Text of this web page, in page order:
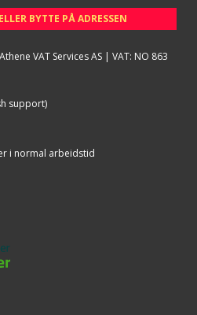
BYTTE PÅ ADRESSEN
VAT Services AS | VAT: NO 863
support)
i normal arbeidstid